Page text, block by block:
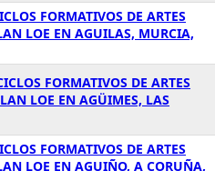
FORMATIVOS DE ARTES
LOE EN AGUILAS, MURCIA,
FORMATIVOS DE ARTES
LOE EN AGÜIMES, LAS
FORMATIVOS DE ARTES
LOE EN AGUIÑO, A CORUÑA,